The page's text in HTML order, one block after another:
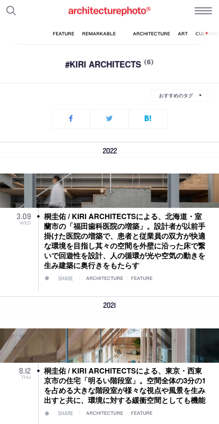
#KIRI ARCHITECTS (6)
おすすめのタグ
2022
3.09
WED
桐圭佑 / KIRI ARCHITECTSによる、北海道・室
蘭市の「福田歯科医院の増築」。設計者が以前手
掛けた医院の増築で、患者と従業員の双方が快適
な環境を目指し其々の空間を外壁に沿った床で繋
いで回遊性を設計、人の循環が光や空気の動きを
生み建築に奥行きをもたらす
SHARE ARCHITECTURE FEATURE
2021
8.12
THU
桐圭佑 / KIRI ARCHITECTSによる、東京・西東
京市の住宅「明るい階段室」。空間全体の3分の1
を占める大きな階段室が様々な視点や風景を生み
出すと共に、環境に対する緩衝空間としても機能
SHARE ARCHITECTURE FEATURE